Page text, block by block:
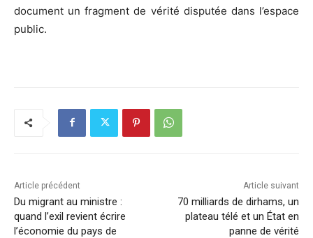
document un fragment de vérité disputée dans l’espace
public.
Article précédent
Du migrant au ministre :
quand l’exil revient écrire
l’économie du pays de
Article suivant
70 milliards de dirhams, un
plateau télé et un État en
panne de vérité